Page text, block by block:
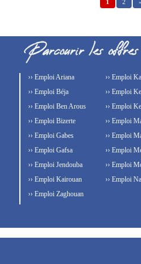
1 2 »
›› Emploi Ariana
›› Emploi Béja
›› Emploi Ben Arous
›› Emploi Bizerte
›› Emploi Gabes
›› Emploi Gafsa
›› Emploi Jendouba
›› Emploi Kairouan
›› Emploi
›› Emploi
›› Emploi
›› Emploi
›› Emploi
›› Emploi
›› Emploi
›› Emploi
›› Emploi Zaghouan